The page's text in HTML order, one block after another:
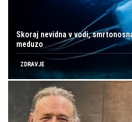
Skoraj nevidna v vodi,
meduzo
ZDRAVJE